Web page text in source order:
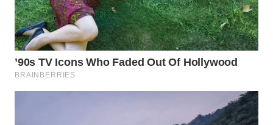
Wahana
Media
Group
WAHANA
NEWS